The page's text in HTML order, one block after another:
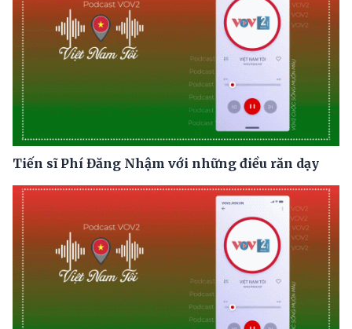
Tiến sĩ Phí Đăng Nhậm với những điều răn dạy